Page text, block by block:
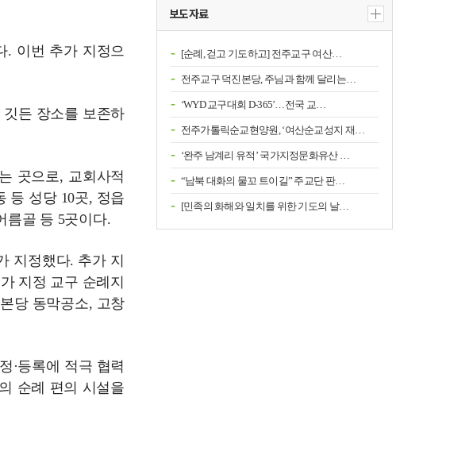
. 이번 추가 지정으
든 장소를 보존하
곳으로, 교회사적
등 성당 10곳, 정읍
름골 등 5곳이다.
지정했다. 추가 지
지정 교구 순례지
당 동막공소, 고창
·등록에 적극 협력
순례 편의 시설을
보도자료
[순례, 걷고 기도하고] 전주교구 여산…
전주교구 덕진본당, 주님과 함께 달리는…
‘WYD 교구대회 D-365’…전국 교…
전주가톨릭순교현양원, ‘여산순교성지 재…
‘완주 남계리 유적’ 국가지정문화유산 …
“남북 대화의 물꼬 트이길” 주교단 판…
[민족의 화해와 일치를 위한 기도의 날…